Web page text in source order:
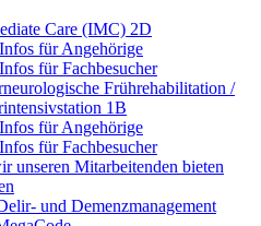
Care (IMC) 2D
Infos für Angehörige
Infos für Fachbesucher
Frührehabilitation /
1B
Infos für Angehörige
Infos für Fachbesucher
unseren Mitarbeitenden bieten
und Demenzmanagement